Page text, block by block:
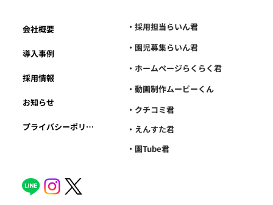
会社概要
導入事例
採用情報
お知らせ
プライバシーポリシー
・採用担当らいん君
・園児募集らいん君
・動画制作ムービーくん
・ホームページらくらく君
・クチコミ君
・えんすた君
・園Tube君